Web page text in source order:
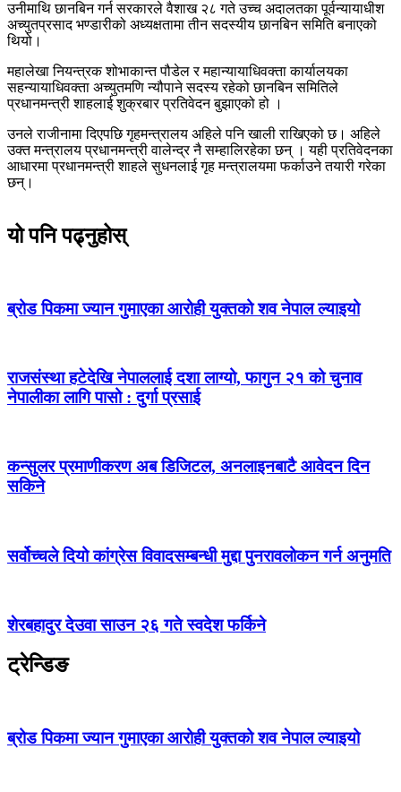
उनीमाथि छानबिन गर्न सरकारले वैशाख २८ गते उच्च अदालतका पूर्वन्यायाधीश
अच्युतप्रसाद भण्डारीको अध्यक्षतामा तीन सदस्यीय छानबिन समिति बनाएको
थियो।
महालेखा नियन्त्रक शोभाकान्त पौडेल र महान्यायाधिवक्ता कार्यालयका
सहन्यायाधिवक्ता अच्युतमणि न्यौपाने सदस्य रहेको छानबिन समितिले
प्रधानमन्त्री शाहलाई शुक्रबार प्रतिवेदन बुझाएको हो ।
उनले राजीनामा दिएपछि गृहमन्त्रालय अहिले पनि खाली राखिएको छ। अहिले
उक्त मन्त्रालय प्रधानमन्त्री वालेन्द्र नै सम्हालिरहेका छन् । यही प्रतिवेदनका
आधारमा प्रधानमन्त्री शाहले सुधनलाई गृह मन्त्रालयमा फर्काउने तयारी गरेका
छन्।
यो पनि पढ्नुहोस्
ब्रोड पिकमा ज्यान गुमाएका आरोही युक्तको शव नेपाल ल्याइयो
राजसंस्था हटेदेखि नेपाललाई दशा लाग्यो, फागुन २१ को चुनाव
नेपालीका लागि पासो : दुर्गा प्रसाई
कन्सुलर प्रमाणीकरण अब डिजिटल, अनलाइनबाटै आवेदन दिन
सकिने
सर्वोच्चले दियो कांग्रेस विवादसम्बन्धी मुद्दा पुनरावलोकन गर्न अनुमति
शेरबहादुर देउवा साउन २६ गते स्वदेश फर्किने
ट्रेन्डिङ
ब्रोड पिकमा ज्यान गुमाएका आरोही युक्तको शव नेपाल ल्याइयो